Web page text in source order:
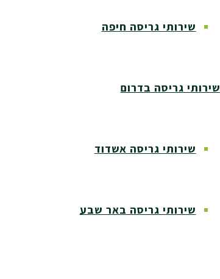
שירותי גריסה חיפה
שירותי גריסה בדרום
שירותי גריסה אשדוד
שירותי גריסה באר שבע